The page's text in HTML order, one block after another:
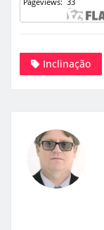
Inclinação